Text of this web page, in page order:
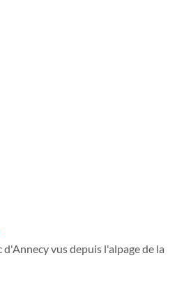
vus depuis l'alpage de la